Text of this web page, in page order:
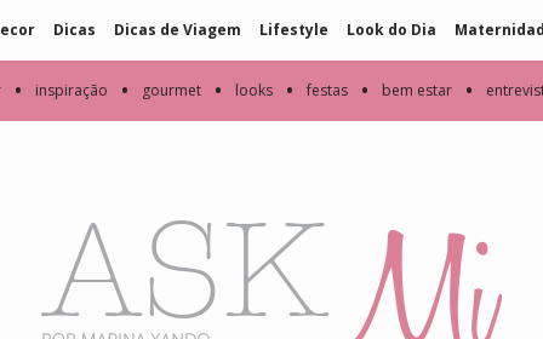
Dicas Dicas de Viagem Lifestyle Look do Dia
• inspiração • gourmet • looks • festas • bem estar •